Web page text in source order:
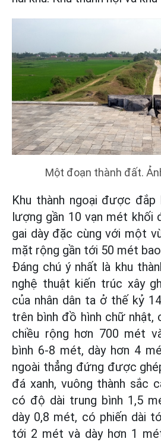
Một đoạn thành đất.
Khu thành ngoại được
lượng gần 10 vạn mét
gai dày đặc cùng với một
mặt rộng gần tới 50 mét
Đáng chú ý nhất là khu
nghệ thuật kiến trúc xây
của nhân dân ta ở thế kỷ
trên bình đồ hình chữ nhật,
chiều rộng hơn 700 mét
bình 6-8 mét, dày hơn 4
ngoài thẳng đứng được
đá xanh, vuông thành sắc
có độ dài trung bình 1,5
dày 0,8 mét, có phiến dài
tới 2 mét và dày hơn 1